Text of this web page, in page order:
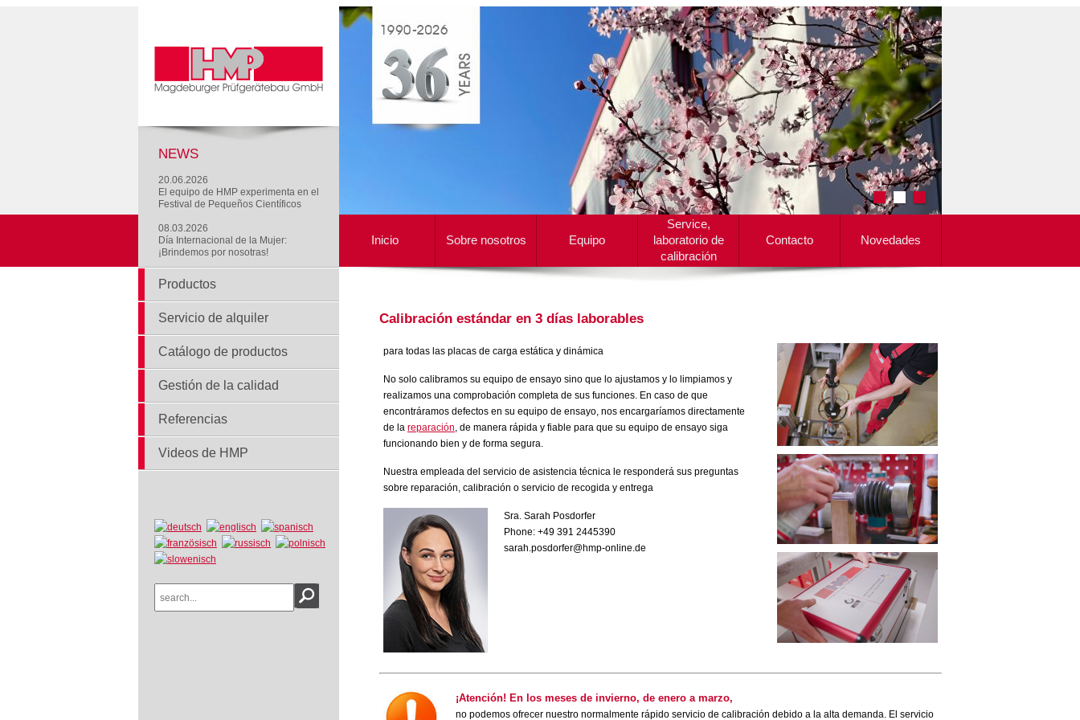
NEWS
20.06.2026
El equipo de HMP experimenta en el
Festival de Pequeños Científicos
08.03.2026
Día Internacional de la Mujer:
¡Brindemos por nosotras!
Inicio Sobre nosotros Equipo
Service,
laboratorio de
calibración
Contacto Novedades
Productos
Servicio de alquiler
Catálogo de productos
Gestión de la calidad
Referencias
Videos de HMP
Calibración estándar en 3 días laborables
para todas las placas de carga estática y dinámica
No solo calibramos su equipo de ensayo sino que lo ajustamos y lo limpiamos y
realizamos una comprobación completa de sus funciones. En caso de que
encontráramos defectos en su equipo de ensayo, nos encargaríamos directamente
de la reparación, de manera rápida y fiable para que su equipo de ensayo siga
funcionando bien y de forma segura.
Nuestra empleada del servicio de asistencia técnica le responderá sus preguntas
sobre reparación, calibración o servicio de recogida y entrega
Sra. Sarah Posdorfer
Phone: +49 391 2445390
sarah.posdorfer@hmp-online.de
¡Atención! En los meses de invierno, de enero a marzo,
no podemos ofrecer nuestro normalmente rápido servicio de calibración debido a la alta demanda. El servicio